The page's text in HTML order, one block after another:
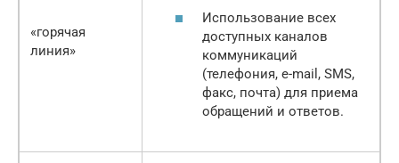
«горячая
линия»
Использование всех
доступных каналов
коммуникаций
(телефония, e-mail, SMS,
факс, почта) для приема
обращений и ответов.